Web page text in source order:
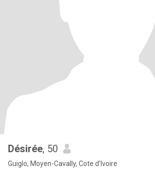
Désirée, 50
Guiglo, Moyen-Cavally, Cote d'Ivoire